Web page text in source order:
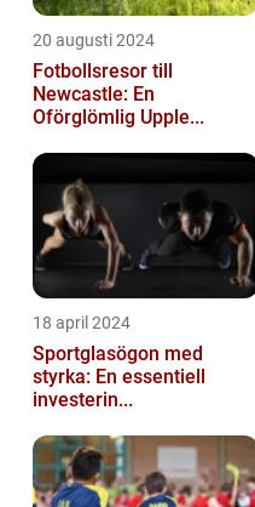
20 augusti 2024
Fotbollsresor till
Newcastle: En
Oförglömlig Upple...
18 april 2024
Sportglasögon med
styrka: En essentiell
investerin...